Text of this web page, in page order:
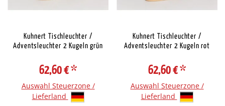
Kuhnert Tischleuchter /
Adventsleuchter 2 Kugeln grün
62,60 €*
Auswahl Steuerzone /
Lieferland
Kuhnert Tischleuchter /
Adventsleuchter 2 Kugeln rot
62,60 €*
Auswahl Steuerzone /
Lieferland